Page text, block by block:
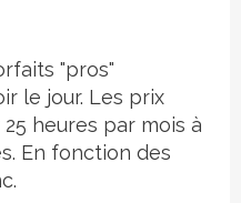
"pros"
le jour. Les prix
heures par mois à
En fonction des